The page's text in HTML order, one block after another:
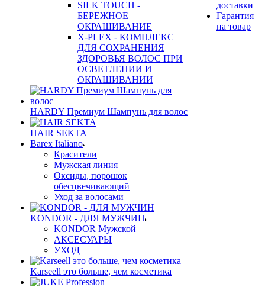
SILK TOUCH -
БЕРЕЖНОЕ
ОКРАШИВАНИЕ
X-PLEX - КОМПЛЕКС
ДЛЯ СОХРАНЕНИЯ
ЗДОРОВЬЯ ВОЛОС ПРИ
ОСВЕТЛЕНИИ И
ОКРАШИВАНИИ
HARDY Премиум Шампунь для волос
HAIR SEKTA
Barex Italiano
Красители
Мужская линия
Оксиды, порошок
обесцвечивающий
Уход за волосами
KONDOR - ДЛЯ МУЖЧИН
KONDOR Мужской
АКСЕСУАРЫ
УХОД
Karseell это больше, чем косметика
доставки
Гарантия
на товар